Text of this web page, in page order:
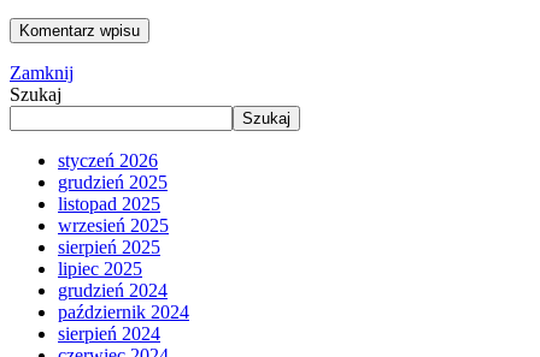
Zamknij
Szukaj
Szukaj
styczeń 2026
grudzień 2025
listopad 2025
wrzesień 2025
sierpień 2025
lipiec 2025
grudzień 2024
październik 2024
sierpień 2024